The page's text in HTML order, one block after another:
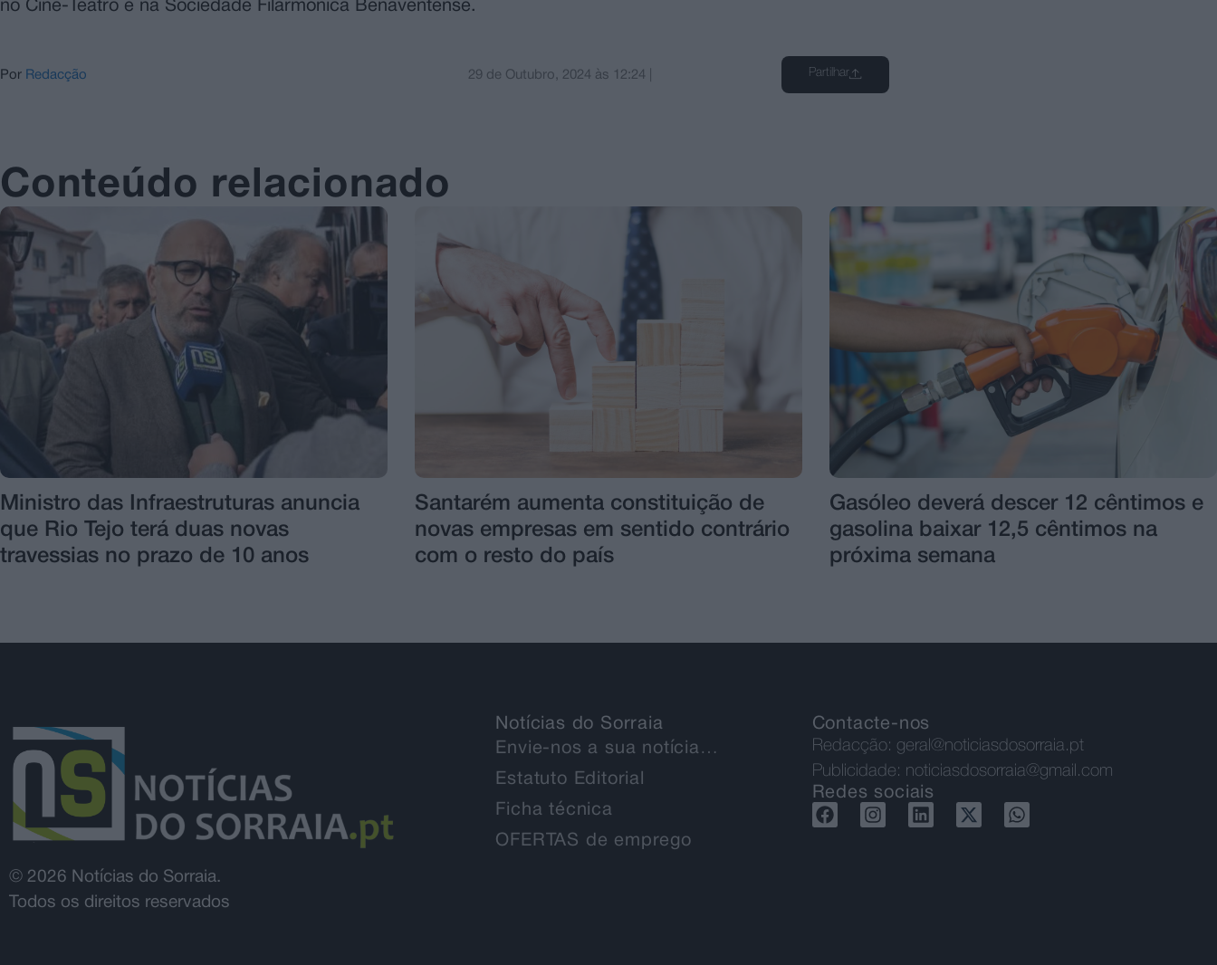
no Cine-Teatro e na Sociedade Filarmónica Benaventense.
Por Redacção 29 de Outubro, 2024 às 12:24 Partilhar
Conteúdo relacionado
Ministro das Infraestruturas anuncia
que Rio Tejo terá duas novas
travessias no prazo de 10 anos
Santarém aumenta constituição de
novas empresas em sentido contrário
com o resto do país
Gasóleo deverá descer 12 cêntimos e
gasolina baixar 12,5 cêntimos na
próxima semana
© 2026 Notícias do Sorraia.
Todos os direitos reservados
Notícias do Sorraia
Envie-nos a sua notícia…
Estatuto Editorial
Ficha técnica
OFERTAS de emprego
Contacte-nos
Redacção: geral@noticiasdosorraia.pt
Publicidade: noticiasdosorraia@gmail.com
Redes sociais